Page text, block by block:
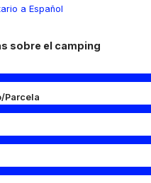
a Español
sobre el camping
Parcela